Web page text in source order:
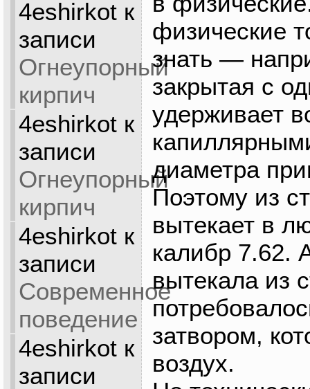
4eshirkotк
записи
Огнеупорный
кирпич
4eshirkotк
записи
Огнеупорный
кирпич
4eshirkotк
записи
Современное
поведение
4eshirkotк
записи
физические
знать —
закрытая с
удерживает
диаметра
Поэтому из
вытекает в
калибр 7.62.
вытекала из
затвором,
воздух.